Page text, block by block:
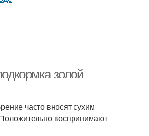
золой
часто вносят сухим
воспринимают